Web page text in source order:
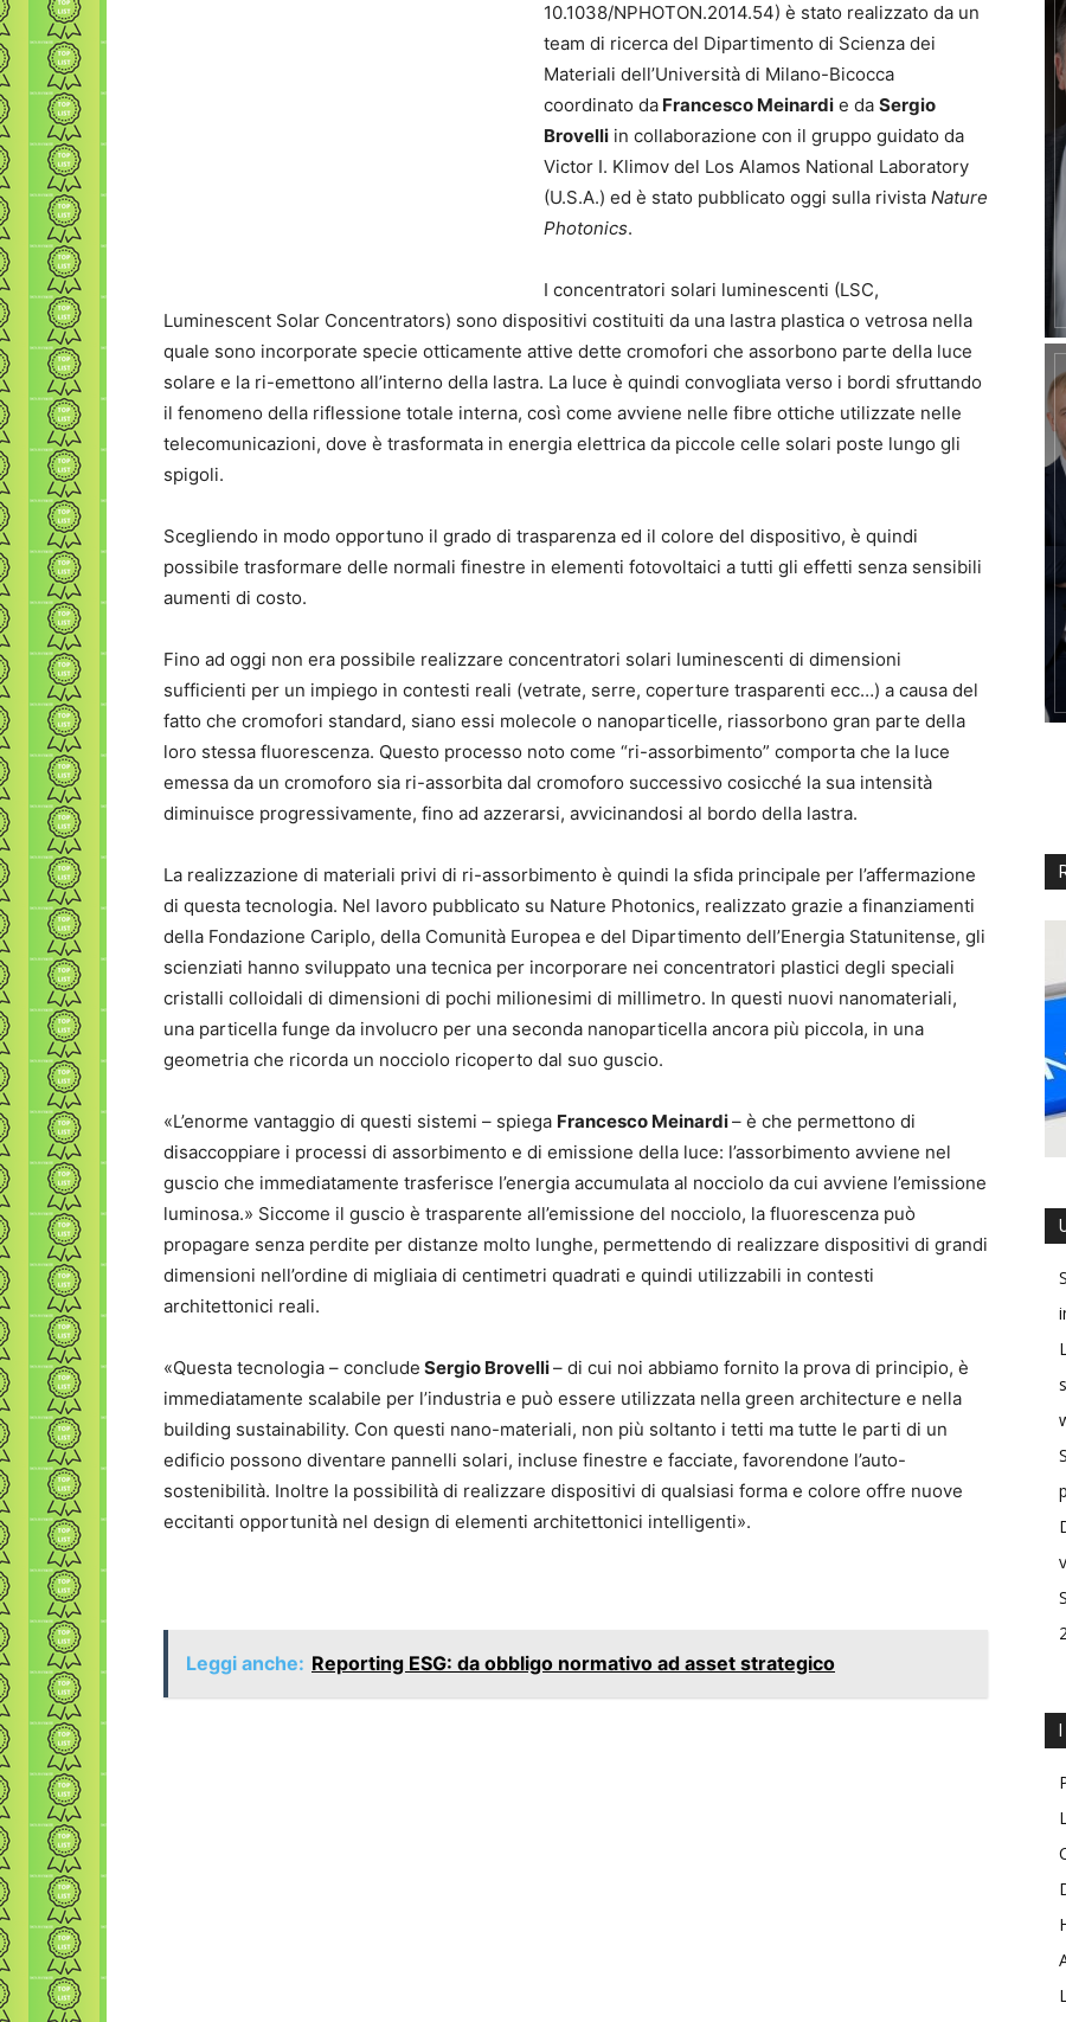
10.1038/NPHOTON.2014.54) è stato realizzato da un
team di ricerca del Dipartimento di Scienza dei
Materiali dell’Università di Milano-Bicocca
coordinato da Francesco Meinardi e da Sergio
Brovelli in collaborazione con il gruppo guidato da
Victor I. Klimov del Los Alamos National Laboratory
(U.S.A.) ed è stato pubblicato oggi sulla rivista Nature
Photonics.
I concentratori solari luminescenti (LSC,
Luminescent Solar Concentrators) sono dispositivi costituiti da una lastra plastica o vetrosa nella
quale sono incorporate specie otticamente attive dette cromofori che assorbono parte della luce
solare e la ri-emettono all’interno della lastra. La luce è quindi convogliata verso i bordi sfruttando
il fenomeno della riflessione totale interna, così come avviene nelle fibre ottiche utilizzate nelle
telecomunicazioni, dove è trasformata in energia elettrica da piccole celle solari poste lungo gli
spigoli.
Scegliendo in modo opportuno il grado di trasparenza ed il colore del dispositivo, è quindi
possibile trasformare delle normali finestre in elementi fotovoltaici a tutti gli effetti senza sensibili
aumenti di costo.
Fino ad oggi non era possibile realizzare concentratori solari luminescenti di dimensioni
sufficienti per un impiego in contesti reali (vetrate, serre, coperture trasparenti ecc…) a causa del
fatto che cromofori standard, siano essi molecole o nanoparticelle, riassorbono gran parte della
loro stessa fluorescenza. Questo processo noto come “ri-assorbimento” comporta che la luce
emessa da un cromoforo sia ri-assorbita dal cromoforo successivo cosicché la sua intensità
diminuisce progressivamente, fino ad azzerarsi, avvicinandosi al bordo della lastra.
La realizzazione di materiali privi di ri-assorbimento è quindi la sfida principale per l’affermazione
di questa tecnologia. Nel lavoro pubblicato su Nature Photonics, realizzato grazie a finanziamenti
della Fondazione Cariplo, della Comunità Europea e del Dipartimento dell’Energia Statunitense, gli
scienziati hanno sviluppato una tecnica per incorporare nei concentratori plastici degli speciali
cristalli colloidali di dimensioni di pochi milionesimi di millimetro. In questi nuovi nanomateriali,
una particella funge da involucro per una seconda nanoparticella ancora più piccola, in una
geometria che ricorda un nocciolo ricoperto dal suo guscio.
«L’enorme vantaggio di questi sistemi – spiega Francesco Meinardi– è che permettono di
disaccoppiare i processi di assorbimento e di emissione della luce: l’assorbimento avviene nel
guscio che immediatamente trasferisce l’energia accumulata al nocciolo da cui avviene l’emissione
luminosa.» Siccome il guscio è trasparente all’emissione del nocciolo, la fluorescenza può
propagare senza perdite per distanze molto lunghe, permettendo di realizzare dispositivi di grandi
dimensioni nell’ordine di migliaia di centimetri quadrati e quindi utilizzabili in contesti
architettonici reali.
«Questa tecnologia – conclude Sergio Brovelli– di cui noi abbiamo fornito la prova di principio, è
immediatamente scalabile per l’industria e può essere utilizzata nella green architecture e nella
building sustainability. Con questi nano-materiali, non più soltanto i tetti ma tutte le parti di un
edificio possono diventare pannelli solari, incluse finestre e facciate, favorendone l’auto-
sostenibilità. Inoltre la possibilità di realizzare dispositivi di qualsiasi forma e colore offre nuove
eccitanti opportunità nel design di elementi architettonici intelligenti».
Leggi anche: Reporting ESG: da obbligo normativo ad asset strategico